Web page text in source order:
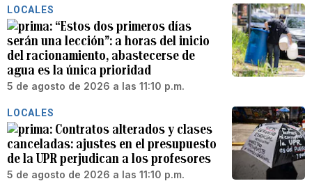
LOCALES
“Estos dos primeros días
serán una lección”: a horas del inicio
del racionamiento, abastecerse de
agua es la única prioridad
5 de agosto de 2026 a las 11:10 p.m.
LOCALES
Contratos alterados y clases
canceladas: ajustes en el presupuesto
de la UPR perjudican a los profesores
5 de agosto de 2026 a las 11:10 p.m.